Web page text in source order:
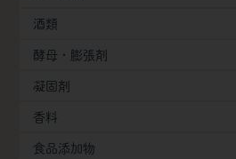
酒類
酵母・膨張剤
凝固剤
香料
食品添加物